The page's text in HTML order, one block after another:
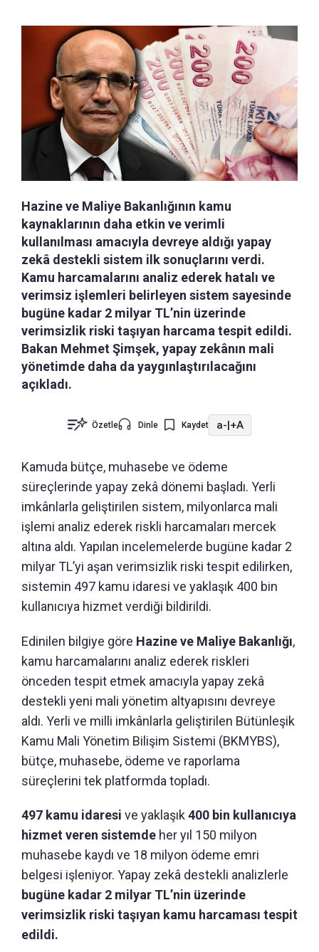
Hazine ve Maliye Bakanlığının kamu
kaynaklarının daha etkin ve verimli
kullanılması amacıyla devreye aldığı yapay
zekâ destekli sistem ilk sonuçlarını verdi.
Kamu harcamalarını analiz ederek hatalı ve
verimsiz işlemleri belirleyen sistem sayesinde
bugüne kadar 2 milyar TL’nin üzerinde
verimsizlik riski taşıyan harcama tespit edildi.
Bakan Mehmet Şimşek, yapay zekânın mali
yönetimde daha da yaygınlaştırılacağını
açıkladı.
Özetle Dinle Kaydet a-|+A
Kamuda bütçe, muhasebe ve ödeme
süreçlerinde yapay zekâ dönemi başladı. Yerli
imkânlarla geliştirilen sistem, milyonlarca mali
işlemi analiz ederek riskli harcamaları mercek
altına aldı. Yapılan incelemelerde bugüne kadar 2
milyar TL’yi aşan verimsizlik riski tespit edilirken,
sistemin 497 kamu idaresi ve yaklaşık 400 bin
kullanıcıya hizmet verdiği bildirildi.
Edinilen bilgiye göre Hazine ve Maliye Bakanlığı,
kamu harcamalarını analiz ederek riskleri
önceden tespit etmek amacıyla yapay zekâ
destekli yeni mali yönetim altyapısını devreye
aldı. Yerli ve milli imkânlarla geliştirilen Bütünleşik
Kamu Mali Yönetim Bilişim Sistemi (BKMYBS),
bütçe, muhasebe, ödeme ve raporlama
süreçlerini tek platformda topladı.
497 kamu idaresi ve yaklaşık400 bin kullanıcıya
hizmet veren sistemde her yıl 150 milyon
muhasebe kaydı ve 18 milyon ödeme emri
belgesi işleniyor. Yapay zekâ destekli analizlerle
bugüne kadar 2 milyar TL’nin üzerinde
verimsizlik riski taşıyan kamu harcaması tespit
edildi.